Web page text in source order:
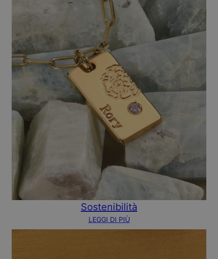
Sostenibilità
LEGGI DI PIÙ